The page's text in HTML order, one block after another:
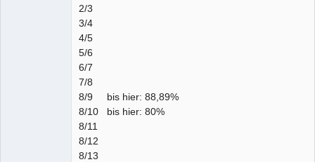
2/3
3/4
4/5
5/6
6/7
7/8
8/9 bis hier: 88,89%
8/10 bis hier: 80%
8/11
8/12
8/13